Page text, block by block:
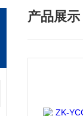
产品展示